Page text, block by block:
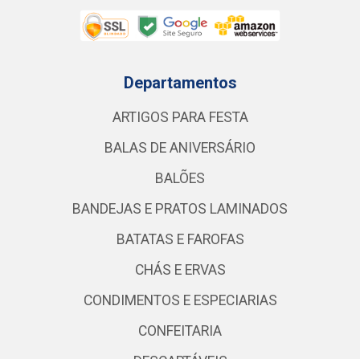
Departamentos
ARTIGOS PARA FESTA
BALAS DE ANIVERSÁRIO
BALÕES
BANDEJAS E PRATOS LAMINADOS
BATATAS E FAROFAS
CHÁS E ERVAS
CONDIMENTOS E ESPECIARIAS
CONFEITARIA